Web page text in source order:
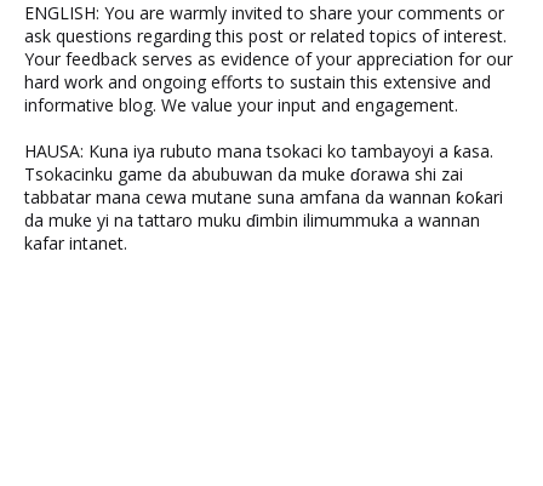
ENGLISH: You are warmly invited to share your comments or
ask questions regarding this post or related topics of interest.
Your feedback serves as evidence of your appreciation for our
hard work and ongoing efforts to sustain this extensive and
informative blog. We value your input and engagement.
HAUSA: Kuna iya rubuto mana tsokaci ko tambayoyi a ƙasa.
Tsokacinku game da abubuwan da muke ɗorawa shi zai
tabbatar mana cewa mutane suna amfana da wannan ƙoƙari
da muke yi na tattaro muku ɗimbin ilimummuka a wannan
kafar intanet.